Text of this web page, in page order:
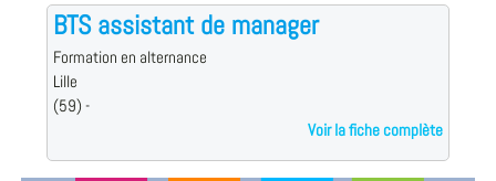
BTS assistant de manager
Formation en alternance
Lille
(59) -
Voir la fiche complète